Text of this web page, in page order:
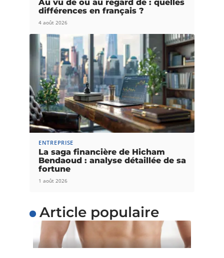
Au vu de ou au regard de : quelles
différences en français ?
4 août 2026
ENTREPRISE
La saga financière de Hicham
Bendaoud : analyse détaillée de sa
fortune
1 août 2026
Article populaire